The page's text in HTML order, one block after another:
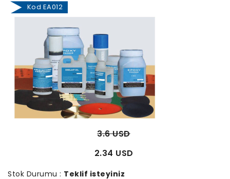
Kod EA012
3.6 USD
2.34 USD
Stok Durumu : Teklif isteyiniz